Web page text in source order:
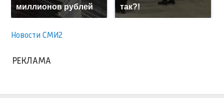
миллионов рублей
так?!
Новости СМИ2
РЕКЛАМА